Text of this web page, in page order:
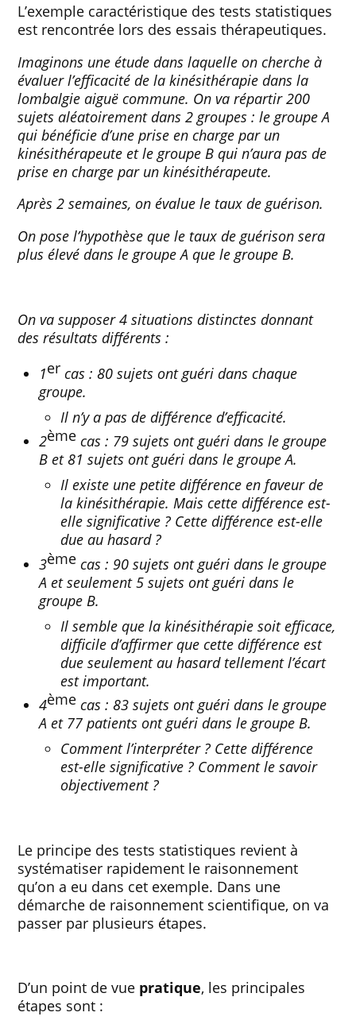
L’exemple caractéristique des tests statistiques
est rencontrée lors des essais thérapeutiques.
Imaginons une étude dans laquelle on cherche à
évaluer l’efficacité de la kinésithérapie dans la
lombalgie aiguë commune. On va répartir 200
sujets aléatoirement dans 2 groupes : le groupe A
qui bénéficie d’une prise en charge par un
kinésithérapeute et le groupe B qui n’aura pas de
prise en charge par un kinésithérapeute.
Après 2 semaines, on évalue le taux de guérison.
On pose l’hypothèse que le taux de guérison sera
plus élevé dans le groupe A que le groupe B.
On va supposer 4 situations distinctes donnant
des résultats différents :
1er cas : 80 sujets ont guéri dans chaque
groupe.
Il n’y a pas de différence d’efficacité.
2ème cas : 79 sujets ont guéri dans le groupe
B et 81 sujets ont guéri dans le groupe A.
Il existe une petite différence en faveur de
la kinésithérapie. Mais cette différence est-
elle significative ? Cette différence est-elle
due au hasard ?
3ème cas : 90 sujets ont guéri dans le groupe
A et seulement 5 sujets ont guéri dans le
groupe B.
Il semble que la kinésithérapie soit efficace,
difficile d’affirmer que cette différence est
due seulement au hasard tellement l’écart
est important.
4ème cas : 83 sujets ont guéri dans le groupe
A et 77 patients ont guéri dans le groupe B.
Comment l’interpréter ? Cette différence
est-elle significative ? Comment le savoir
objectivement ?
Le principe des tests statistiques revient à
systématiser rapidement le raisonnement
qu’on a eu dans cet exemple. Dans une
démarche de raisonnement scientifique, on va
passer par plusieurs étapes.
D’un point de vue pratique, les principales
étapes sont :